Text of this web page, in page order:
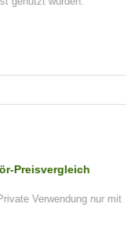
Verwendung nur mit
Preisvergleich